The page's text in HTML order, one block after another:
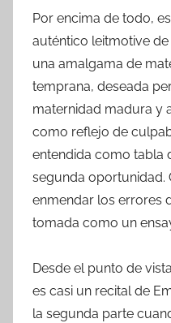
Por encima de todo,
auténtico leitmotive
una amalgama de
temprana, deseada
maternidad madura y
como reflejo de
entendida como tabla
segunda oportunidad.
enmendar los errores
tomada como un
Desde el punto de
es casi un recital de
la segunda parte